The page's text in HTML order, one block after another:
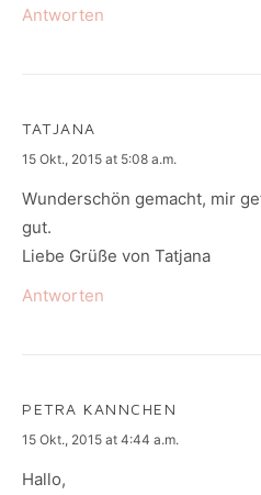
Antworten
TATJANA
says:
15 Okt., 2015 at 5:08 a.m.
Wunderschön gemacht, mir
gut.
Liebe Grüße von Tatjana
Antworten
PETRA KANNCHEN
says:
15 Okt., 2015 at 4:44 a.m.
Hallo,